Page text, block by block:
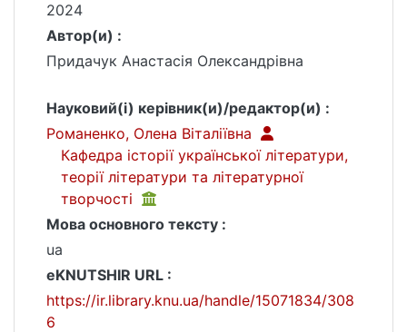
2024
Автор(и) :
Придачук Анастасія Олександрівна
Науковий(і) керівник(и)/редактор(и) :
Романенко, Олена Віталіївна
Кафедра історії української літератури,
теорії літератури та літературної
творчості
Мова основного тексту :
ua
eKNUTSHIR URL :
https://ir.library.knu.ua/handle/15071834/308
6